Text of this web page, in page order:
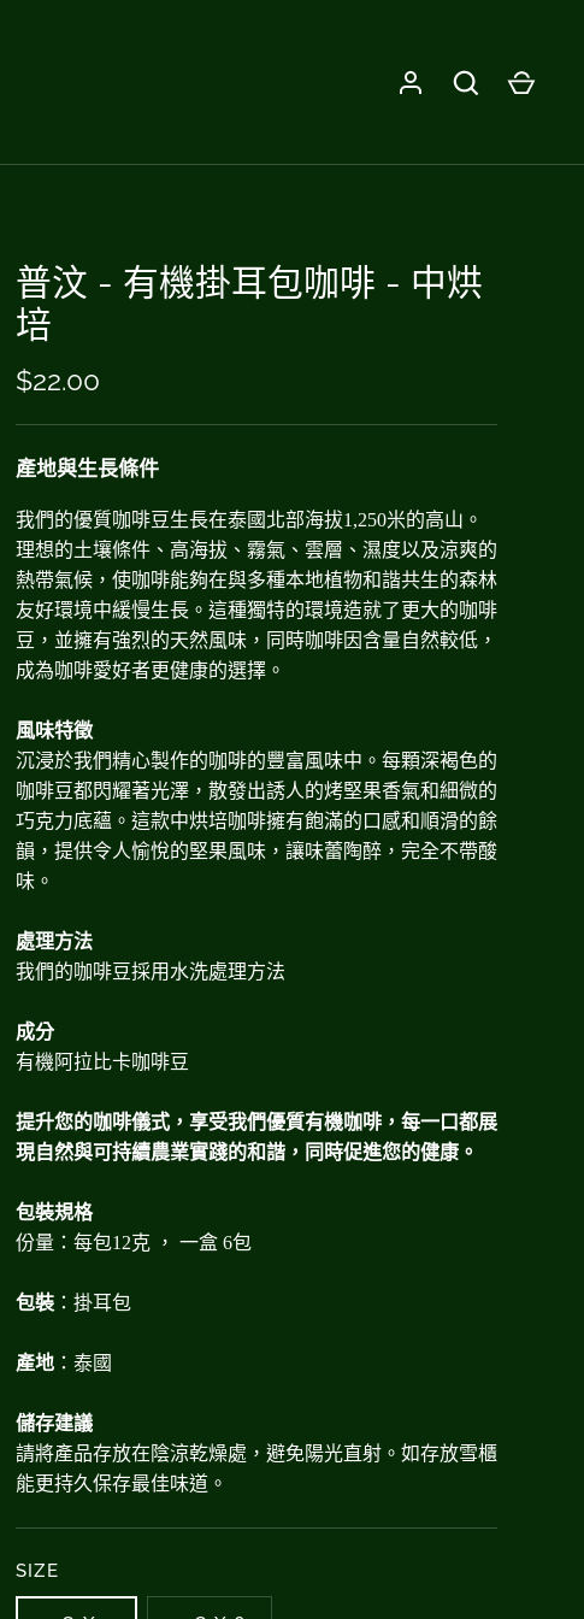
普汶 - 有機掛耳包咖啡 - 中烘
培
$22.00
產地與生長條件
我們的優質咖啡豆生長在泰國北部海拔1,250米的高山。
理想的土壤條件、高海拔、霧氣、雲層、濕度以及涼爽的
熱帶氣候，使咖啡能夠在與多種本地植物和諧共生的森林
友好環境中緩慢生長。這種獨特的環境造就了更大的咖啡
豆，並擁有強烈的天然風味，同時咖啡因含量自然較低，
成為咖啡愛好者更健康的選擇。
風味特徵
沉浸於我們精心製作的咖啡的豐富風味中。每顆深褐色的
咖啡豆都閃耀著光澤，散發出誘人的烤堅果香氣和細微的
巧克力底蘊。這款中烘培咖啡擁有飽滿的口感和順滑的餘
韻，提供令人愉悅的堅果風味，讓味蕾陶醉，完全不帶酸
味。
處理方法
我們的咖啡豆採用水洗處理方法
成分
有機阿拉比卡咖啡豆
提升您的咖啡儀式，享受我們優質有機咖啡，每一口都展
現自然與可持續農業實踐的和諧，同時促進您的健康。
包裝規格
份量：每包12克 ， 一盒 6包
包裝 ：掛耳包
產地 ：泰國
儲存建議
請將產品存放在陰涼乾燥處，避免陽光直射。如存放雪櫃
能更持久保存最佳味道。
SIZE